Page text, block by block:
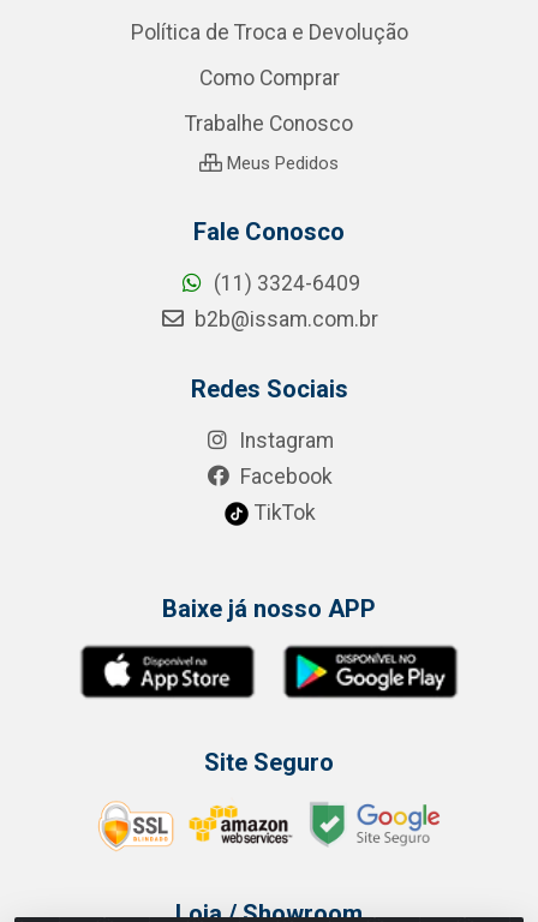
Política de Troca e Devolução
Como Comprar
Trabalhe Conosco
Meus Pedidos
Fale Conosco
(11) 3324-6409
b2b@issam.com.br
Redes Sociais
Instagram
Facebook
TikTok
Baixe já nosso APP
Site Seguro
Loja / Showroom